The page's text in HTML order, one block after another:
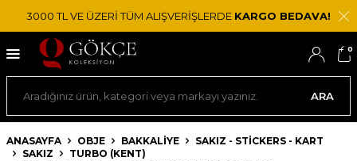
3000 TL VE ÜZERİ TÜM ALIŞVERİŞLERDE KARGO BEDAVA!
ARA
0
ANASAYFA OBJE BAKKALIYE
SAKIZ - STICKERS - KART
SAKIZ
TURBO (KENT)